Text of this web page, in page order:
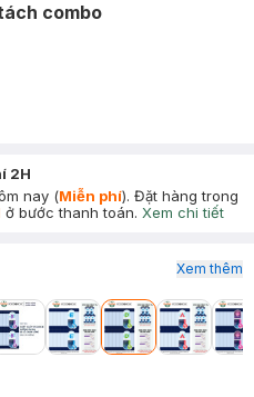
combo
2H
nay (Miễn phí). Đặt hàng trong
ở bước thanh toán. Xem chi tiết
Xem thêm